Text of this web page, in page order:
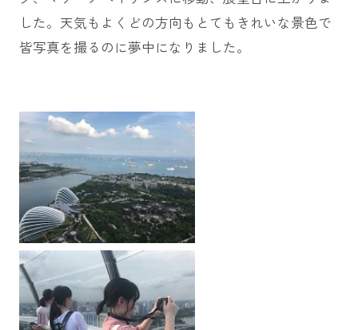
した。天気もよくどの方向もとてもきれいな景色で
皆写真を撮るのに夢中になりました。